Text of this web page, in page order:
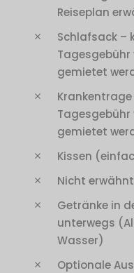
Reiseplan
Schlafsack –
Tagesgebühr
gemietet
Tagesgebühr
gemietet
Kissen
Nicht
Getränke in
unterwegs
Wasser)
Optionale